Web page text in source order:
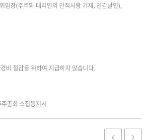
임장(주주와 대리인의 인적사항 기재, 인감날인),
비 절감을 위하여 지급하지 않습니다.
총회 소집통지서